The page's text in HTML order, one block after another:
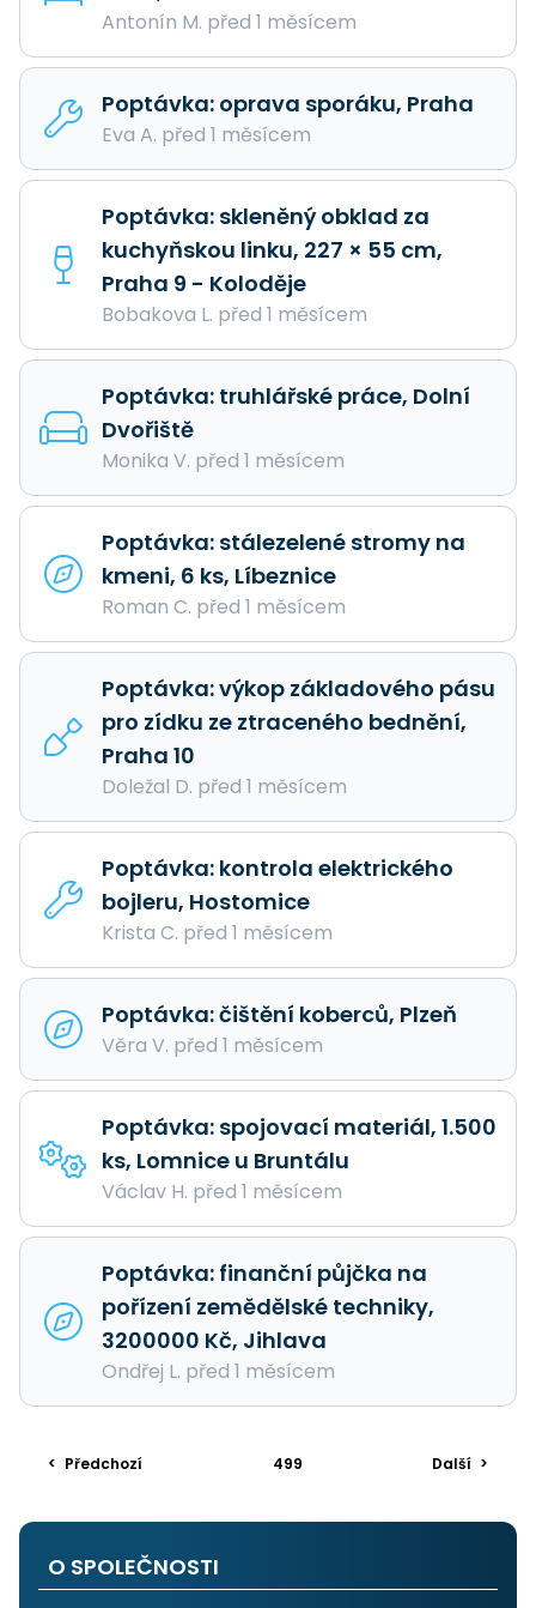
Antonín M. před 1 měsícem
Poptávka: oprava sporáku, Praha
Eva A. před 1 měsícem
Poptávka: skleněný obklad za
kuchyňskou linku, 227 × 55 cm,
Praha 9 - Koloděje
Bobakova L. před 1 měsícem
Poptávka: truhlářské práce, Dolní
Dvořiště
Monika V. před 1 měsícem
Poptávka: stálezelené stromy na
kmeni, 6 ks, Líbeznice
Roman C. před 1 měsícem
Poptávka: výkop základového pásu
pro zídku ze ztraceného bednění,
Praha 10
Doležal D. před 1 měsícem
Poptávka: kontrola elektrického
bojleru, Hostomice
Krista C. před 1 měsícem
Poptávka: čištění koberců, Plzeň
Věra V. před 1 měsícem
Poptávka: spojovací materiál, 1.500
ks, Lomnice u Bruntálu
Václav H. před 1 měsícem
Poptávka: finanční půjčka na
pořízení zemědělské techniky,
3200000 Kč, Jihlava
Ondřej L. před 1 měsícem
< Předchozí 499 Další >
O SPOLEČNOSTI